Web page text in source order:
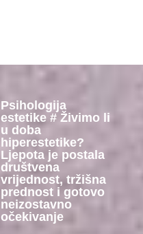
Psihologija
estetike # Živimo li
u doba
hiperestetike?
Ljepota je postala
društvena
vrijednost, tržišna
prednost i gotovo
neizostavno
očekivanje